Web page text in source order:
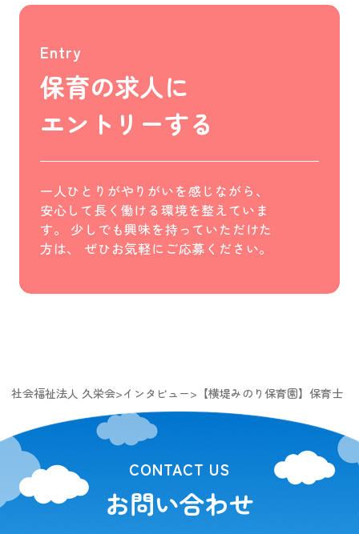
Entry
保育の求人に
エントリーする
一人ひとりがやりがいを感じながら、
安心して長く働ける環境を整えていま
す。
少しでも興味を持っていただけた
方は、
ぜひお気軽にご応募ください。
社会福祉法人 久栄会>インタビュー> 【横堤みのり保育園】保育士
CONTACT US
お問い合わせ